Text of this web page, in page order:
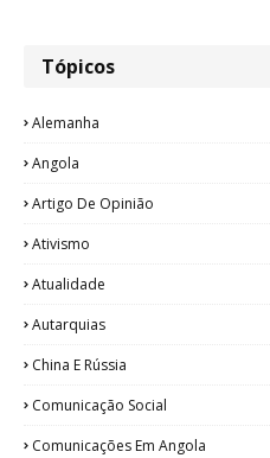
Tópicos
Alemanha
Angola
Artigo De Opinião
Ativismo
Atualidade
Autarquias
China E Rússia
Comunicação Social
Comunicações Em Angola